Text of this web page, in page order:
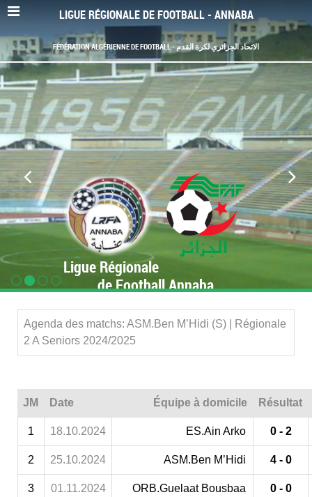
LIGUE RÉGIONALE DE FOOTBALL - ANNABA
FÉDÉRATION ALGÉRIENNE DE FOOTBALL - الاتحاد الجزائري لكرة القدم
Ligue Régionale
de Football Annaba
Agenda des matchs: ASM.Ben M’Hidi (S) | Régionale
2 A Seniors 2024/2025
JM Date Équipe à domicile Résultat
1 18.10.2024 ES.Ain Arko 0 - 2
2 25.10.2024 ASM.Ben M’Hidi 4 - 0
3 01.11.2024 ORB.Guelaat Bousbaa 0 - 0